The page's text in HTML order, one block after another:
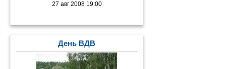
27 авг 2008 19:00
День ВДВ